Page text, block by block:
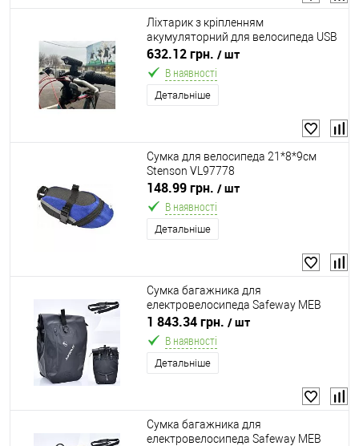
Ліхтарик з кріпленням
акумуляторний для велосипеда USB
13*4см Stenson VL97812
632.12 грн. / шт
В наявності
Детальніше
Сумка для велосипеда 21*8*9см
Stenson VL97778
148.99 грн. / шт
В наявності
Детальніше
Сумка багажника для
електровелоcипеда Safeway MEB
700C NOVA TRUNK BAG BLACK
1 843.34 грн. / шт
В наявності
Детальніше
Сумка багажника для
електровелоcипеда Safeway MEB